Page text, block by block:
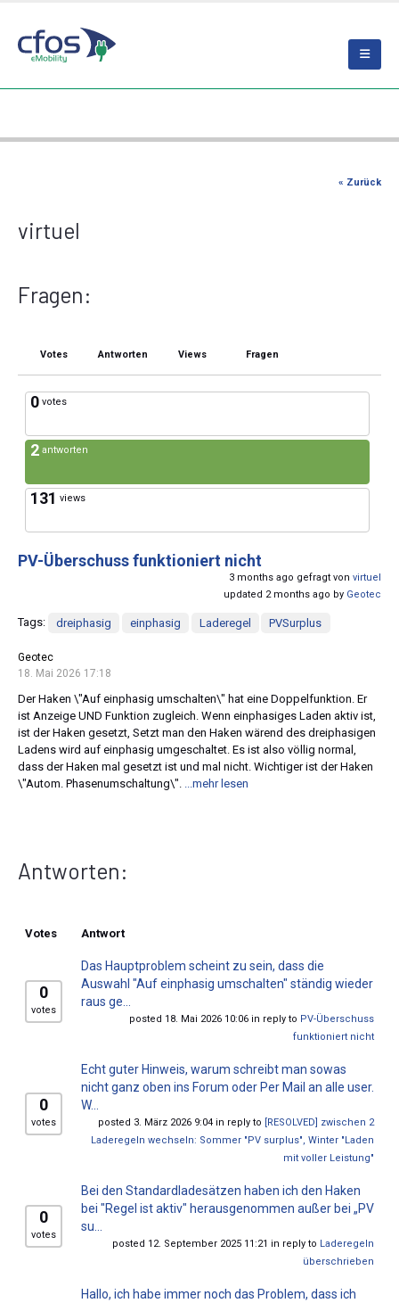
« Zurück
virtuel
Fragen:
Votes Antworten Views Fragen
0 votes
2 antworten
131 views
PV-Überschuss funktioniert nicht
3 months ago gefragt von virtuel
updated 2 months ago by Geotec
Tags: dreiphasig einphasig Laderegel PVSurplus
Geotec
18. Mai 2026 17:18
Der Haken \"Auf einphasig umschalten\" hat eine Doppelfunktion. Er
ist Anzeige UND Funktion zugleich. Wenn einphasiges Laden aktiv ist,
ist der Haken gesetzt, Setzt man den Haken wärend des dreiphasigen
Ladens wird auf einphasig umgeschaltet. Es ist also völlig normal,
dass der Haken mal gesetzt ist und mal nicht. Wichtiger ist der Haken
\"Autom. Phasenumschaltung\".
...mehr lesen
Antworten:
Votes Antwort
0
votes
Das Hauptproblem scheint zu sein, dass die
Auswahl "Auf einphasig umschalten" ständig wieder
raus ge...
posted 18. Mai 2026 10:06 in reply to PV-Überschuss
funktioniert nicht
0
votes
Echt guter Hinweis, warum schreibt man sowas
nicht ganz oben ins Forum oder Per Mail an alle user.
W...
posted 3. März 2026 9:04 in reply to [RESOLVED] zwischen 2
Laderegeln wechseln: Sommer "PV surplus", Winter "Laden
mit voller Leistung"
0
votes
Bei den Standardladesätzen haben ich den Haken
bei "Regel ist aktiv" herausgenommen außer bei „PV
su...
posted 12. September 2025 11:21 in reply to Laderegeln
überschrieben
Hallo, ich habe immer noch das Problem, dass ich